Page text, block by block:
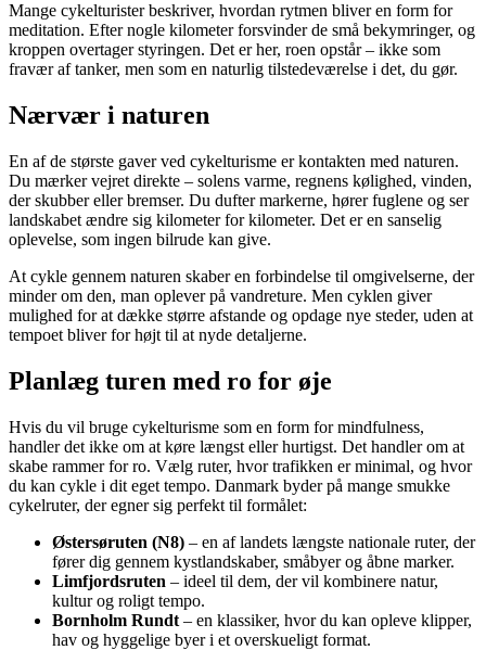
Mange cykelturister beskriver, hvordan rytmen bliver en form for
meditation. Efter nogle kilometer forsvinder de små bekymringer, og
kroppen overtager styringen. Det er her, roen opstår – ikke som
fravær af tanker, men som en naturlig tilstedeværelse i det, du gør.
Nærvær i naturen
En af de største gaver ved cykelturisme er kontakten med naturen.
Du mærker vejret direkte – solens varme, regnens kølighed, vinden,
der skubber eller bremser. Du dufter markerne, hører fuglene og ser
landskabet ændre sig kilometer for kilometer. Det er en sanselig
oplevelse, som ingen bilrude kan give.
At cykle gennem naturen skaber en forbindelse til omgivelserne, der
minder om den, man oplever på vandreture. Men cyklen giver
mulighed for at dække større afstande og opdage nye steder, uden at
tempoet bliver for højt til at nyde detaljerne.
Planlæg turen med ro for øje
Hvis du vil bruge cykelturisme som en form for mindfulness,
handler det ikke om at køre længst eller hurtigst. Det handler om at
skabe rammer for ro. Vælg ruter, hvor trafikken er minimal, og hvor
du kan cykle i dit eget tempo. Danmark byder på mange smukke
cykelruter, der egner sig perfekt til formålet:
Østersøruten (N8) – en af landets længste nationale ruter, der
fører dig gennem kystlandskaber, småbyer og åbne marker.
Limfjordsruten – ideel til dem, der vil kombinere natur,
kultur og roligt tempo.
Bornholm Rundt – en klassiker, hvor du kan opleve klipper,
hav og hyggelige byer i et overskueligt format.